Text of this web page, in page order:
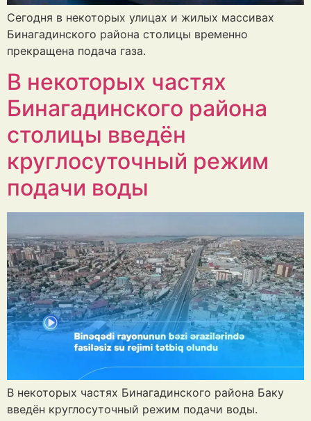
Сегодня в некоторых улицах и жилых массивах
Бинагадинского района столицы временно
прекращена подача газа.
В некоторых частях
Бинагадинского района
столицы введён
круглосуточный режим
подачи воды
В некоторых частях Бинагадинского района Баку
введён круглосуточный режим подачи воды.